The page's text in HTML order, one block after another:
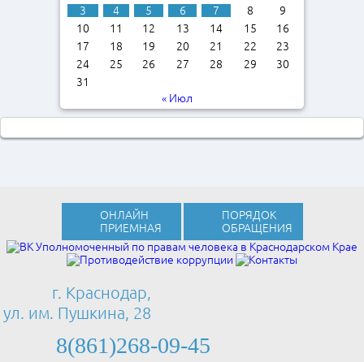
3
4 5 6 7 8
9
10
11 12 13 14 15
16
17
18 19 20 21 22
23
24
25 26 27 28 29
30
31
« Июл
ОНЛАЙН
ПРИЕМНАЯ
ПОРЯДОК
ОБРАЩЕНИЯ
г. Краснодар,
ул. им. Пушкина, 28
8(861)268-09-45